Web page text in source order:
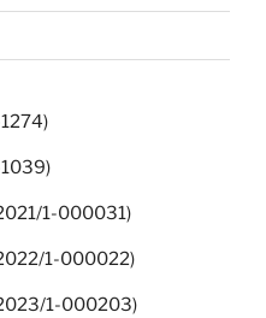
1-000031)
1-000022)
1-000203)